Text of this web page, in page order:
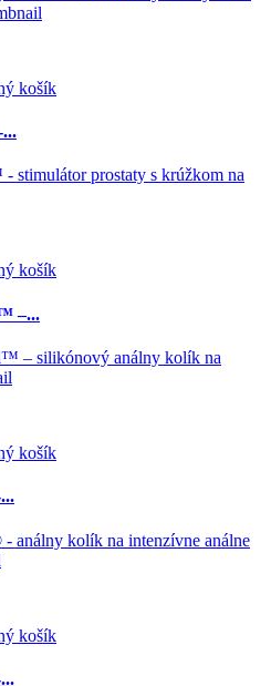
košík
košík
–...
košík
košík